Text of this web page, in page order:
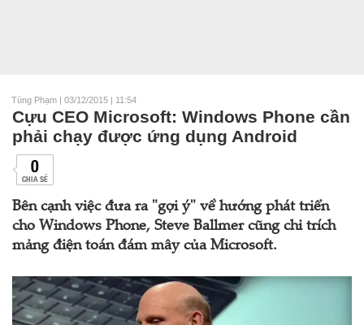
Tùng Phạm | 03/12/2015 | 11:54
Cựu CEO Microsoft: Windows Phone cần
phải chạy được ứng dụng Android
0
CHIA SẺ
Bên cạnh việc đưa ra "gợi ý" về hướng phát triển
cho Windows Phone, Steve Ballmer cũng chỉ trích
mảng điện toán đám mây của Microsoft.